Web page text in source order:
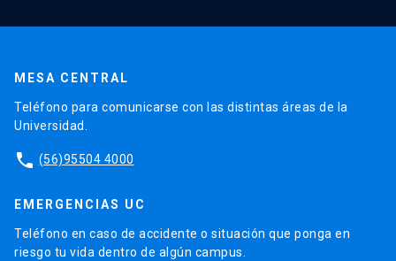
MESA CENTRAL
Teléfono para comunicarse con las distintas áreas de la
Universidad.
phone (56)95504 4000
EMERGENCIAS UC
Teléfono en caso de accidente o situación que ponga en
riesgo tu vida dentro de algún campus.